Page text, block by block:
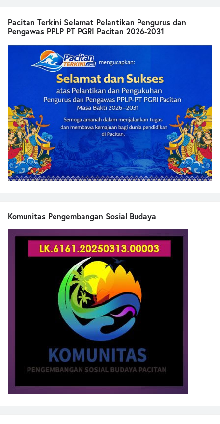
Pacitan Terkini Selamat Pelantikan Pengurus dan
Pengawas PPLP PT PGRI Pacitan 2026-2031
Komunitas Pengembangan Sosial Budaya